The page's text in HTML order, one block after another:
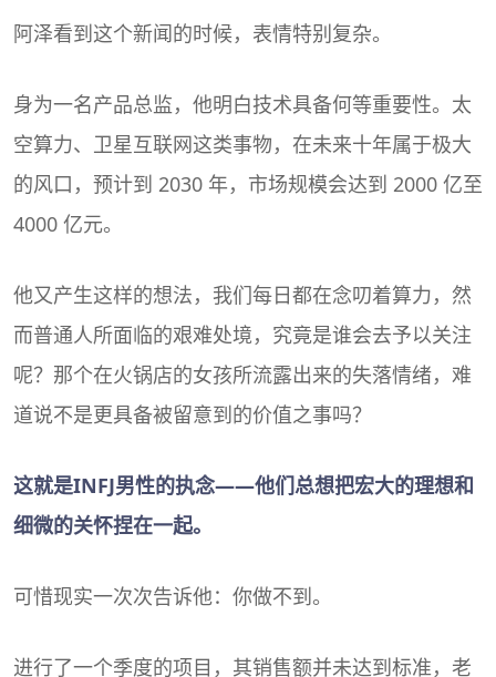
阿泽看到这个新闻的时候，表情特别复杂。
身为一名产品总监，他明白技术具备何等重要性。太
空算力、卫星互联网这类事物，在未来十年属于极大
的风口，预计到 2030 年，市场规模会达到 2000 亿至
4000 亿元。
他又产生这样的想法，我们每日都在念叨着算力，然
而普通人所面临的艰难处境，究竟是谁会去予以关注
呢？那个在火锅店的女孩所流露出来的失落情绪，难
道说不是更具备被留意到的价值之事吗？
这就是INFJ男性的执念——他们总想把宏大的理想和
细微的关怀捏在一起。
可惜现实一次次告诉他：你做不到。
进行了一个季度的项目，其销售额并未达到标准，老